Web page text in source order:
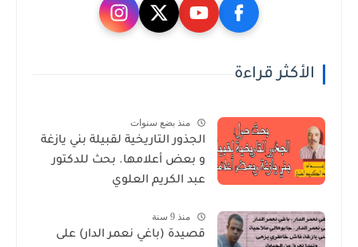
الأكثر قراءة
منذ بضع سنوات
الجذور التاريخية لقبيلة بني يازغة
و بعض أعلامها. بحث للدكتور
عبد الكريم العلوي
منذ 9 سنة
قصيدة (باغي نعمر الدار) على